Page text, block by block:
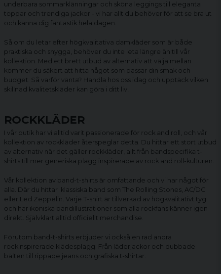
underbara sommarklänningar och sköna leggings till eleganta
toppar och trendiga jackor - vi har allt du behöver för att se bra ut
och känna dig fantastik hela dagen.
Så om du letar efter högkvalitativa damkläder som är både
praktiska och snygga, behöver du inte leta längre än till vår
kollektion. Med ett brett utbud av alternativ att välja mellan
kommer du säkert att hitta något som passar din smak och
budget. Så varför vänta? Handla hos oss idag och upptäck vilken
skillnad kvalitetskläder kan göra i ditt liv!
ROCKKLÄDER
I vår butik har vi alltid varit passionerade för rock and roll, och vår
kollektion av rockkläder återspeglar detta. Du hittar ett stort utbud
av alternativ när det gäller rockkläder, allt från bandspecifika t-
shirts till mer generiska plagg inspirerade av rock and roll-kulturen.
Vår kollektion av band-t-shirts är omfattande och vi har något för
alla. Där du hittar klassiska band som The Rolling Stones, AC/DC
eller Led Zeppelin. Varje T-shirt är tillverkad av högkvalitativt tyg
och har ikoniska bandillustrationer som alla rockfans känner igen
direkt. Självklart alltid officiellt merchandise.
Förutom band-t-shirts erbjuder vi också en rad andra
rockinspirerade klädesplagg. Från läderjackor och dubbade
bälten till rippade jeans och grafiska t-shirtar.